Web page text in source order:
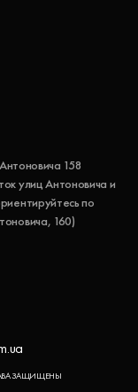
158
улиц Антоновича и
по
160)
ЗАЩИЩЕНЫ